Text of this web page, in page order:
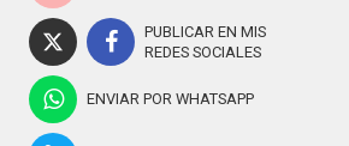
PUBLICAR EN MIS
REDES SOCIALES
ENVIAR POR WHATSAPP